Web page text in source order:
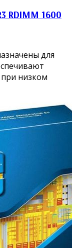
RDIMM 1600
для
низком